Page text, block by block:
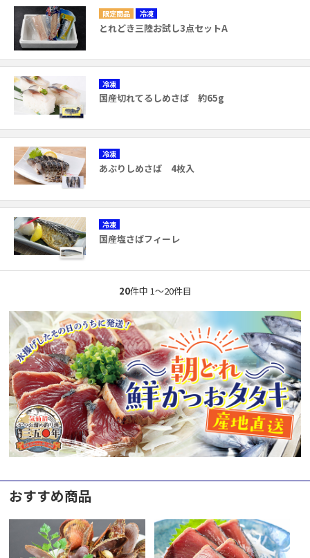
冷凍
とれどき三陸お試し3点セットA
冷凍
国産切れてるしめさば 約65g
冷凍
あぶりしめさば 4枚入
冷凍
国産塩さばフィーレ
20件中 1〜20件目
おすすめ商品